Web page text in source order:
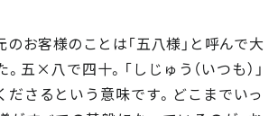
のお客様のことは「五八様」と呼んで大
五×八で四十。「しじゅう（いつも）」
ださるという意味です。どこまでいっ